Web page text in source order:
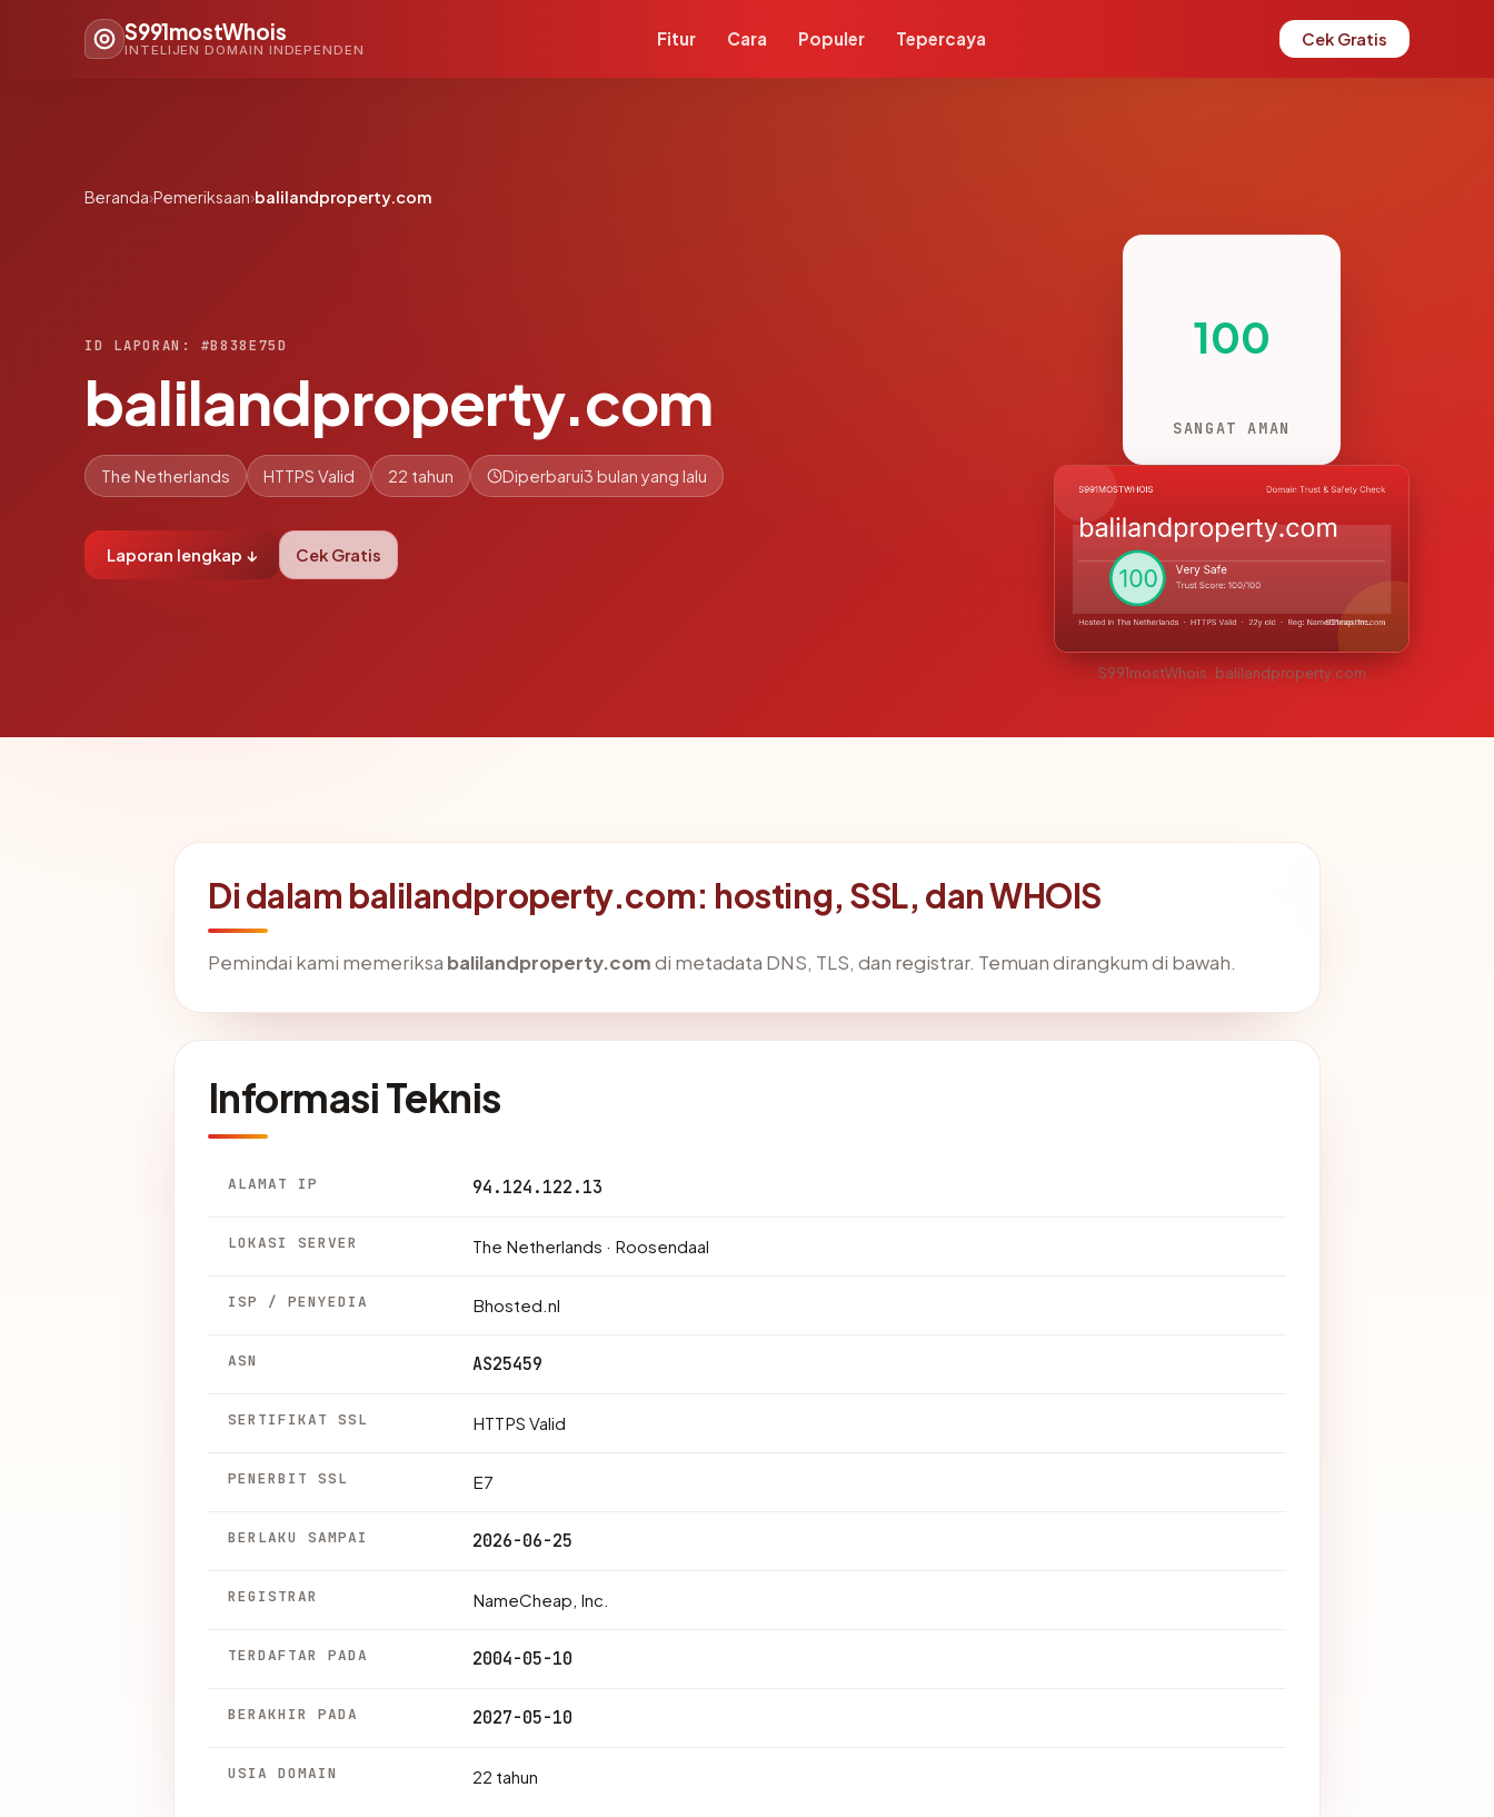
S991mostWhois
INTELIJEN DOMAIN INDEPENDEN
Fitur Cara Populer Tepercaya Cek Gratis
Beranda›Pemeriksaan›balilandproperty.com
ID LAPORAN: #B838E75D
balilandproperty.com
The Netherlands HTTPS Valid 22 tahun Diperbarui3 bulan yang lalu
Laporan lengkap ↓ Cek Gratis
100
SANGAT AMAN
S991mostWhois · balilandproperty.com
Di dalam balilandproperty.com: hosting, SSL, dan WHOIS
Pemindai kami memeriksa balilandproperty.comdi metadata DNS, TLS, dan registrar. Temuan dirangkum di bawah.
Informasi Teknis
ALAMAT IP 94.124.122.13
LOKASI SERVER The Netherlands · Roosendaal
ISP / PENYEDIA Bhosted.nl
ASN AS25459
SERTIFIKAT SSL HTTPS Valid
PENERBIT SSL E7
BERLAKU SAMPAI 2026-06-25
REGISTRAR NameCheap, Inc.
TERDAFTAR PADA 2004-05-10
BERAKHIR PADA 2027-05-10
USIA DOMAIN 22 tahun